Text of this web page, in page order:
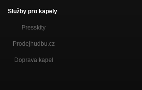
Služby pro kapely
Presskity
Prodejhudbu.cz
Doprava kapel